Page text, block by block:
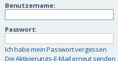
Benutzername:
Passwort:
Ich habe mein Passwort vergessen
Die Aktivierungs-E-Mail erneut senden